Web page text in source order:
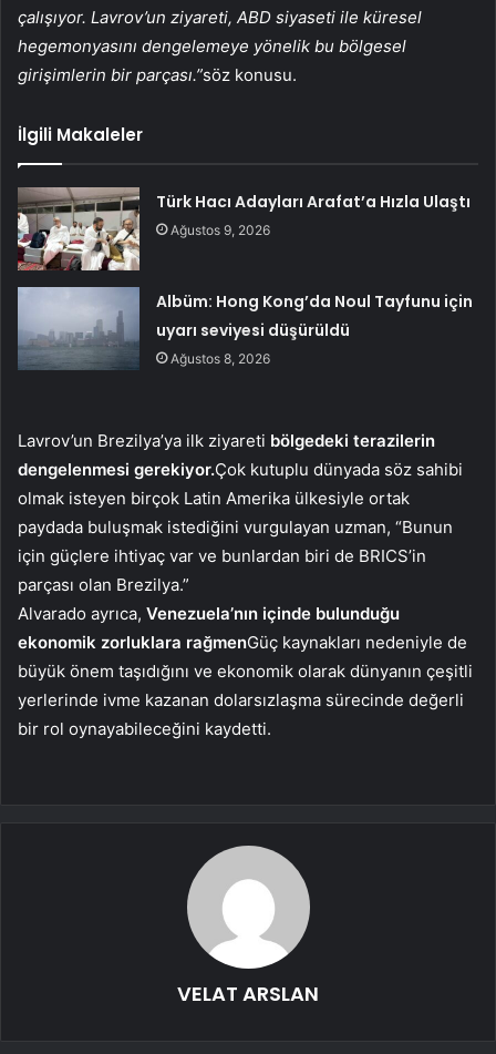
çalışıyor. Lavrov’un ziyareti, ABD siyaseti ile küresel
hegemonyasını dengelemeye yönelik bu bölgesel
girişimlerin bir parçası.”söz konusu.
İlgili Makaleler
Türk Hacı Adayları Arafat’a Hızla Ulaştı
Ağustos 9, 2026
Albüm: Hong Kong’da Noul Tayfunu için
uyarı seviyesi düşürüldü
Ağustos 8, 2026
Lavrov’un Brezilya’ya ilk ziyareti bölgedeki terazilerin
dengelenmesi gerekiyor.Çok kutuplu dünyada söz sahibi
olmak isteyen birçok Latin Amerika ülkesiyle ortak
paydada buluşmak istediğini vurgulayan uzman, “Bunun
için güçlere ihtiyaç var ve bunlardan biri de BRICS’in
parçası olan Brezilya.”
Alvarado ayrıca, Venezuela’nın içinde bulunduğu
ekonomik zorluklara rağmenGüç kaynakları nedeniyle de
büyük önem taşıdığını ve ekonomik olarak dünyanın çeşitli
yerlerinde ivme kazanan dolarsızlaşma sürecinde değerli
bir rol oynayabileceğini kaydetti.
VELAT ARSLAN